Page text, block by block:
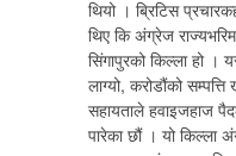
थियो । ब्रिटिस
थिए कि अंग्रेज
सिंगापुरको किल्ला हो ।
लाग्यो, करोडौंको
सहायताले हवाइजहाज
पारेका छौं । यो किल्ला